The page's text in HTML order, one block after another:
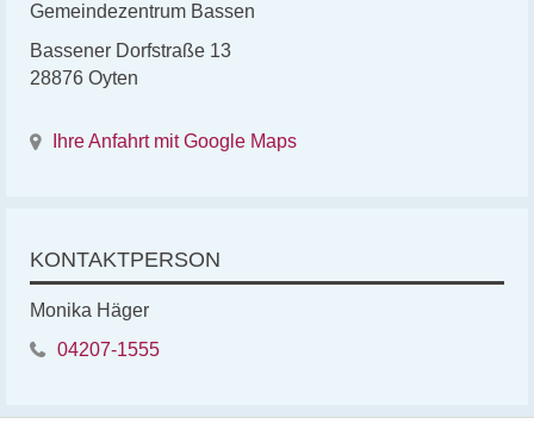
Gemeindezentrum Bassen
Bassener Dorfstraße 13
28876 Oyten
Ihre Anfahrt mit Google Maps
KONTAKTPERSON
Monika Häger
04207-1555